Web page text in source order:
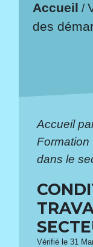
Accueil /
des
Accueil
Formation
dans le
Vérifié le 31